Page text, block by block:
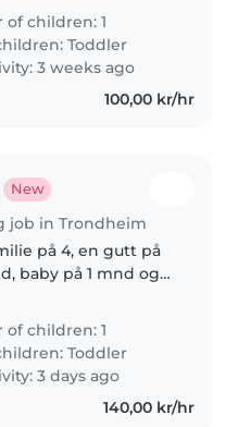
here, just me and
extra help would be
us. My baby's..
of children: 1
Toddler
3 weeks ago
100,00 kr/hr
New
job in Trondheim
på 4, en gutt på
baby på 1 mnd og
of children: 1
Toddler
3 days ago
140,00 kr/hr